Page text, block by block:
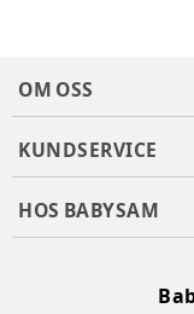
OM OSS
KUNDSERVICE
HOS BABYSAM